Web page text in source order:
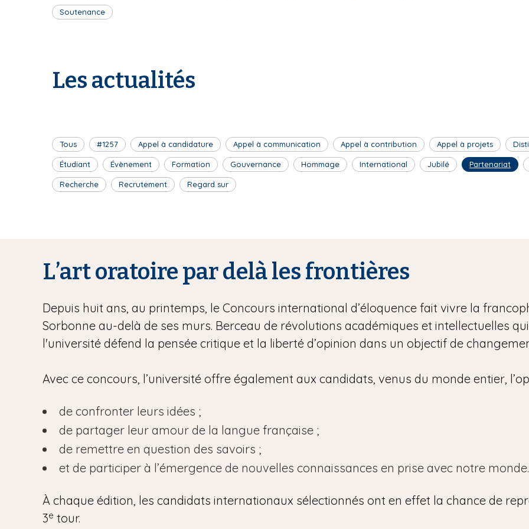
Soutenance
Les actualités
Tous #1257 Appel à candidature Appel à communication Appel à contribution Appel à projets
Étudiant Évènement Formation Gouvernance Hommage International Jubilé Partenariat
Recherche Recrutement Regard sur
L’art oratoire par delà les frontières
Depuis huit ans, au printemps, le Concours international d’éloquence fait vivre la
Sorbonne au-delà de ses murs. Berceau de révolutions académiques et intellectuelles
l'université défend la pensée critique et la liberté d’opinion dans un objectif de
Avec ce concours, l’université offre également aux candidats, venus du monde entier,
de confronter leurs idées ;
de partager leur amour de la langue française ;
de remettre en question des savoirs ;
et de participer à l’émergence de nouvelles connaissances en prise avec notre monde.
À chaque édition, les candidats internationaux sélectionnés ont en effet la chance de
3e tour.